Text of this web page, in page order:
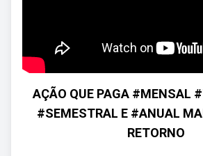
AÇÃO QUE PAGA #MENSAL
#SEMESTRAL E #ANUAL
RETORNO